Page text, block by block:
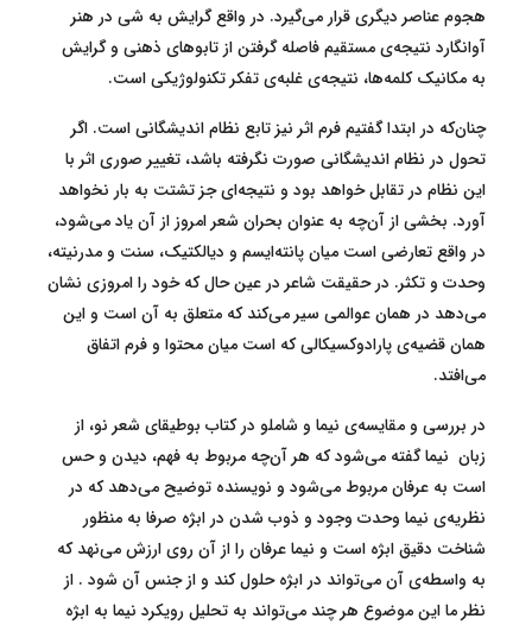
هجوم عناصر دیگری قرار می‌گیرد. در واقع گرایش به شی در هنر
آوانگارد نتیجه‌ی مستقیم فاصله گرفتن از تابوهای ذهنی و گرایش
به مکانیک کلمه‌ها، نتیجه‌ی غلبه‌ی تفکر تکنولوژیکی است.
چنان‌که در ابتدا گفتیم فرم اثر نیز تابع نظام اندیشگانی است. اگر
تحول در نظام اندیشگانی صورت نگرفته باشد، تغییر صوری اثر با
این نظام در تقابل خواهد بود و نتیجه‌ای جز تشتت به بار نخواهد
آورد. بخشی از آن‌چه به عنوان بحران شعر امروز از آن یاد می‌شود،
در واقع تعارضی است میان پانته‌ایسم و دیالکتیک، سنت و مدرنیته،
وحدت و تکثر. در حقیقت شاعر در عین حال که خود را امروزی نشان
می‌دهد در همان عوالمی سیر می‌کند که متعلق به آن است و این
همان قضیه‌ی پارادوکسیکالی که است میان محتوا و فرم اتفاق
می‌افتد.
در بررسی و مقایسه‌ی نیما و شاملو در کتاب بوطیقای شعر نو، از
زبان نیما گفته می‌شود که هر آن‌چه مربوط به فهم، دیدن و حس
است به عرفان مربوط می‌شود و نویسنده توضیح می‌دهد که در
نظریه‌ی نیما وحدت وجود و ذوب شدن در ابژه صرفا به منظور
شناخت دقیق ابژه است و نیما عرفان را از آن روی ارزش می‌نهد که
به‌ واسطه‌ی آن می‌تواند در ابژه حلول کند و از جنس آن شود . از
نظر ما این موضوع هر چند می‌تواند به تحلیل رویکرد نیما به ابژه